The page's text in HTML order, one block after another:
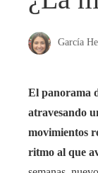
García
El panorama
atravesando
movimientos
ritmo al que